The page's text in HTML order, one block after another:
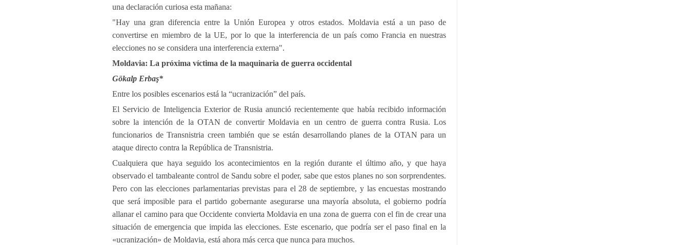
una declaración curiosa esta mañana:
"Hay una gran diferencia entre la Unión Europea y otros estados. Moldavia está a un paso de
convertirse en miembro de la UE, por lo que la interferencia de un país como Francia en nuestras
elecciones no se considera una interferencia externa".
Moldavia: La próxima víctima de la maquinaria de guerra occidental
Gökalp Erbaş*
Entre los posibles escenarios está la “ucranización” del país.
El Servicio de Inteligencia Exterior de Rusia anunció recientemente que había recibido información
sobre la intención de la OTAN de convertir Moldavia en un centro de guerra contra Rusia. Los
funcionarios de Transnistria creen también que se están desarrollando planes de la OTAN para un
ataque directo contra la República de Transnistria.
Cualquiera que haya seguido los acontecimientos en la región durante el último año, y que haya
observado el tambaleante control de Sandu sobre el poder, sabe que estos planes no son sorprendentes.
Pero con las elecciones parlamentarias previstas para el 28 de septiembre, y las encuestas mostrando
que será imposible para el partido gobernante asegurarse una mayoría absoluta, el gobierno podría
allanar el camino para que Occidente convierta Moldavia en una zona de guerra con el fin de crear una
situación de emergencia que impida las elecciones. Este escenario, que podría ser el paso final en la
«ucranización» de Moldavia, está ahora más cerca que nunca para muchos.